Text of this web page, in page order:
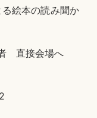
絵本の読み聞か
直接会場へ